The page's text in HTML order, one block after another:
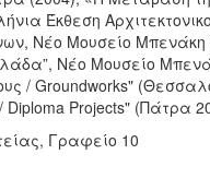
Έκθεση
Νέο Μουσείο Μπενάκη
Νέο Μουσείο
/ Groundworks"
Projects" (Πάτρα
Γραφείο 10